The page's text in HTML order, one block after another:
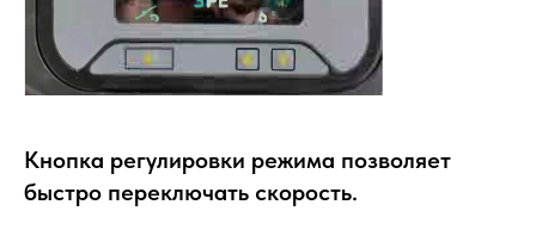
Кнопка регулировки режима позволяет
быстро переключать скорость.